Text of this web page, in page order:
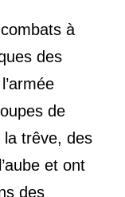
à
des
de
la trêve, des
et ont
des